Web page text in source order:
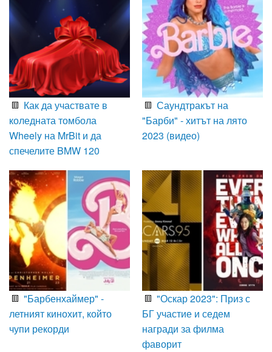
Как да участвате в
коледната томбола
Wheely на MrBit и да
спечелите BMW 120
Саундтракът на
"Барби" - хитът на лято
2023 (видео)
"Барбенхаймер" -
летният кинохит, който
чупи рекорди
"Оскар 2023": Приз с
БГ участие и седем
награди за филма
фаворит